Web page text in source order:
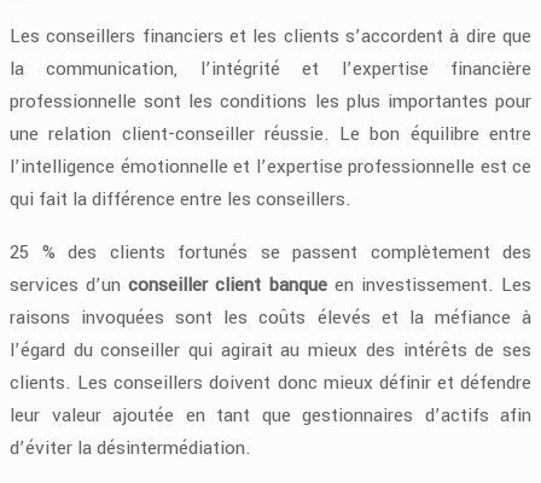
Les conseillers financiers et les clients s’accordent à dire que
la communication, l’intégrité et l’expertise financière
professionnelle sont les conditions les plus importantes pour
une relation client-conseiller réussie. Le bon équilibre entre
l’intelligence émotionnelle et l’expertise professionnelle est ce
qui fait la différence entre les conseillers.
25 % des clients fortunés se passent complètement des
services d’unconseiller client banqueen investissement. Les
raisons invoquées sont les coûts élevés et la méfiance à
l’égard du conseiller qui agirait au mieux des intérêts de ses
clients. Les conseillers doivent donc mieux définir et défendre
leur valeur ajoutée en tant que gestionnaires d’actifs afin
d’éviter la désintermédiation.